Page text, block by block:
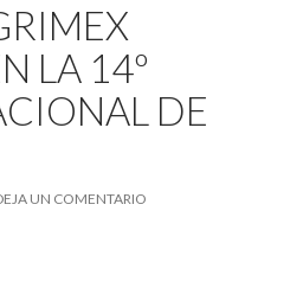
LA 14º
DE
UN COMENTARIO